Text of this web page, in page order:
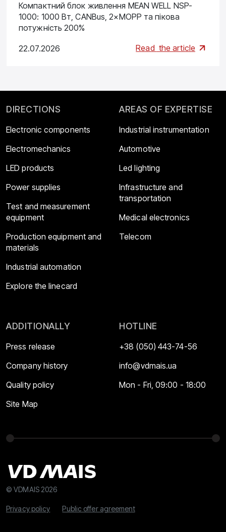
Компактний блок живлення MEAN WELL NSP-
1000: 1000 Вт, CANBus, 2×MOPP та пікова
потужність 200%
22.07.2026 Read the article
DIRECTIONS
Electronic components
Electromechanics
LED products
Power supplies
Test and measurement
equipment
Production equipment and
materials
Industrial automation
Explore the linecard
AREAS OF EXPERTISE
Industrial instrumentation
Automotive
Led lighting
Infrastructure and
transportation
Medical electronics
Telecom
ADDITIONALLY
Press release
Company history
Quality policy
Site Map
HOTLINE
+38 (050) 443-74-56
info@vdmais.ua
Mon - Fri, 09:00 - 18:00
© VDMAIS 2026
Privacy policy Public offer agreement